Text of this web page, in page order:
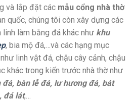
và lắp đặt các mẫu cổng nhà thờ
quốc, chúng tôi còn xây dựng các
làm bằng đá khác như khu
, bia mộ đá,…và các hạng mục
linh vật đá, chậu cây cảnh, chậu
khác trong kiến trước nhà thờ như
đá, bàn lễ đá, lư hương đá, bát
đá lát,…